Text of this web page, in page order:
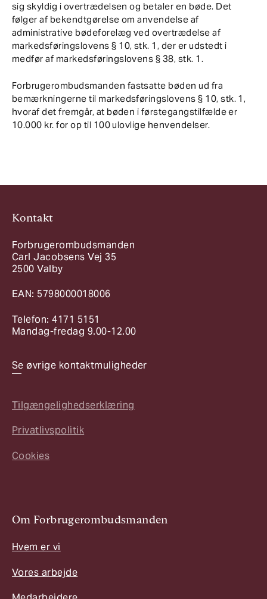
sig skyldig i overtrædelsen og betaler en bøde. Det
følger af bekendtgørelse om anvendelse af
administrative bødeforelæg ved overtrædelse af
markedsføringslovens § 10, stk. 1, der er udstedt i
medfør af markedsføringslovens § 38, stk. 1.
Forbrugerombudsmanden fastsatte bøden ud fra
bemærkningerne til markedsføringslovens § 10, stk. 1,
hvoraf det fremgår, at bøden i førstegangstilfælde er
10.000 kr. for op til 100 ulovlige henvendelser.
Kontakt
Forbrugerombudsmanden
Carl Jacobsens Vej 35
2500 Valby
EAN: 5798000018006
Telefon: 4171 5151
Mandag-fredag 9.00-12.00
Se øvrige kontaktmuligheder
Tilgængelighedserklæring
Privatlivspolitik
Cookies
Om Forbrugerombudsmanden
Hvem er vi
Vores arbejde